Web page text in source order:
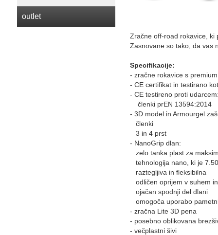
outlet
Zračne off-road rokavice, ki
Zasnovane so tako, da vas
Specifikacije:
- zračne rokavice s
- CE certifikat in testirano
- CE testireno proti
členki prEN 13594:2014
- 3D model in Armourgel
členki
3 in 4 prst
- NanoGrip dlan:
zelo tanka plast za
tehnologija nano, ki je
raztegljiva in fleksibilna
odličen oprijem v suhem
ojačan spodnji del dlani
omogoča uporabo
- zračna Lite 3D pena
- posebno oblikovana
- večplastni šivi